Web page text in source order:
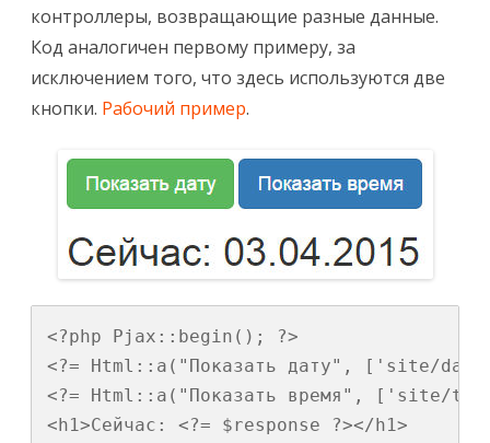
контроллеры, возвращающие разные данные.
Код аналогичен первому примеру, за
исключением того, что здесь используются две
кнопки. Рабочий пример.
<?php Pjax::begin(); ?>
<?= Html::a("Показать дату", ['site/
<?= Html::a("Показать время",
<h1>Сейчас: <?= $response ?></h1>